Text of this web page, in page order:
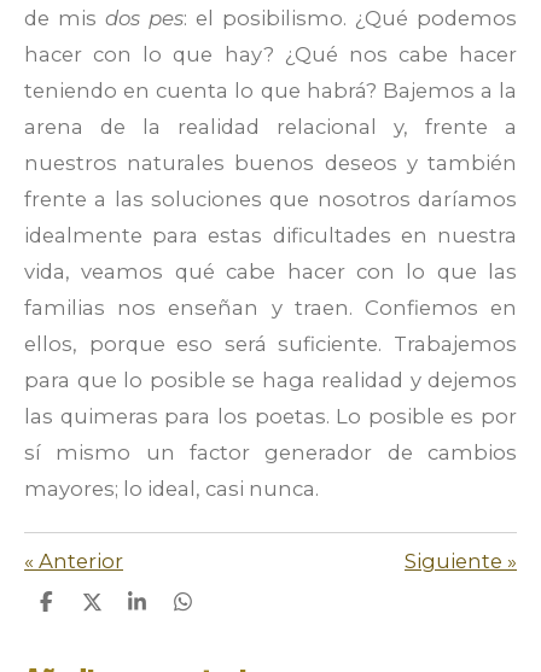
de mis dos pes: el posibilismo. ¿Qué podemos
hacer con lo que hay? ¿Qué nos cabe hacer
teniendo en cuenta lo que habrá? Bajemos a la
arena de la realidad relacional y, frente a
nuestros naturales buenos deseos y también
frente a las soluciones que nosotros daríamos
idealmente para estas dificultades en nuestra
vida, veamos qué cabe hacer con lo que las
familias nos enseñan y traen. Confiemos en
ellos, porque eso será suficiente. Trabajemos
para que lo posible se haga realidad y dejemos
las quimeras para los poetas. Lo posible es por
sí mismo un factor generador de cambios
mayores; lo ideal, casi nunca.
« Anterior Siguiente »
C
C
C
C